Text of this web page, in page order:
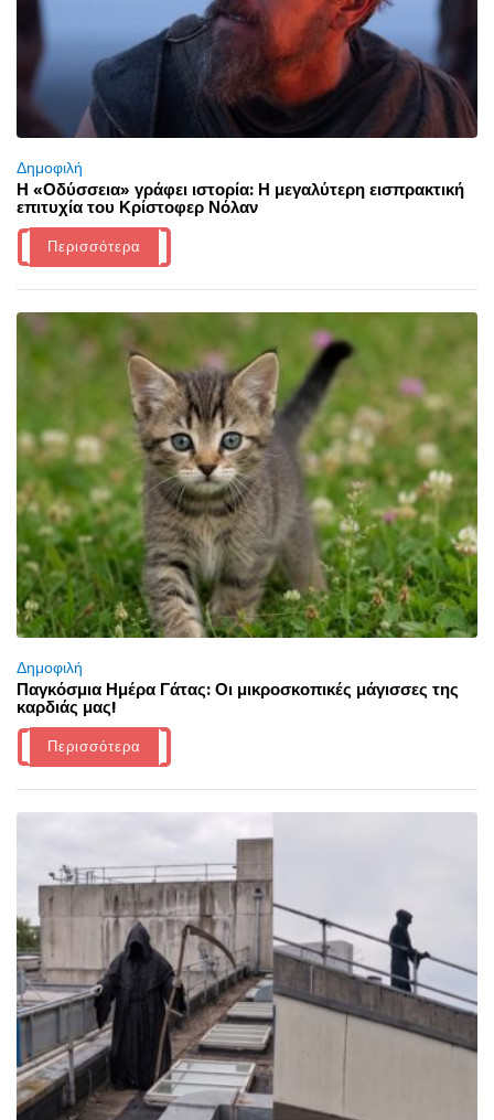
Δημοφιλή
Η «Οδύσσεια» γράφει ιστορία: Η μεγαλύτερη εισπρακτική
επιτυχία του Κρίστοφερ Νόλαν
Περισσότερα
Δημοφιλή
Παγκόσμια Ημέρα Γάτας: Οι μικροσκοπικές μάγισσες της
καρδιάς μας!
Περισσότερα